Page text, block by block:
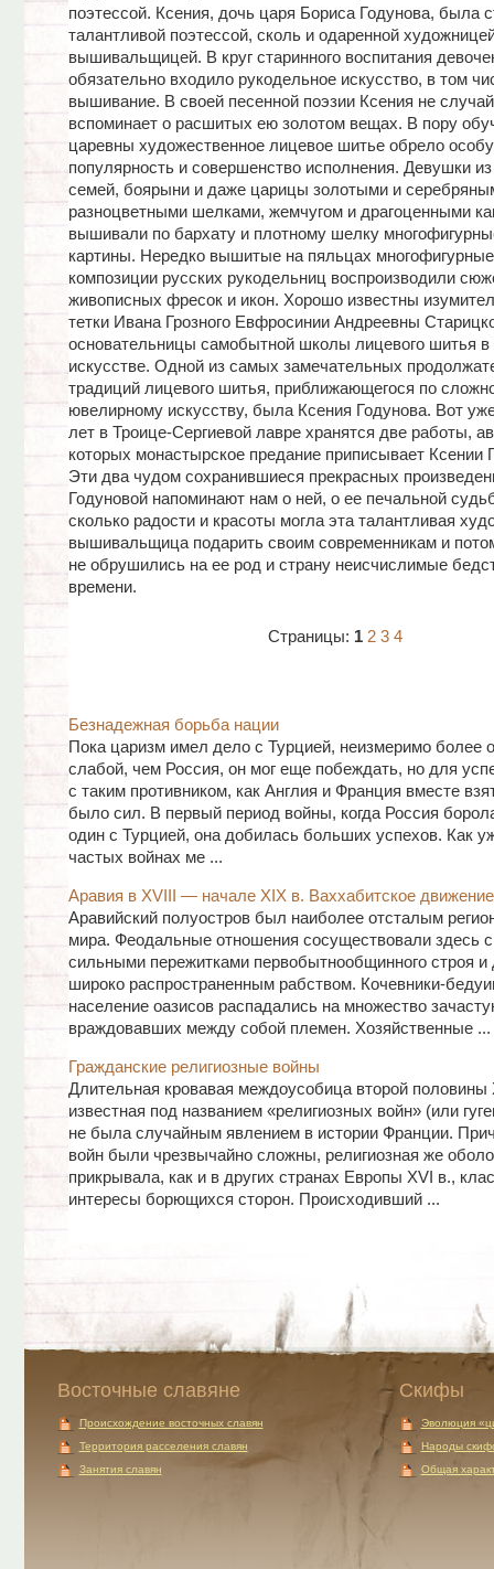
поэтессой. Ксения, дочь царя Бориса Годунова, была
талантливой поэтессой, сколь и одаренной
вышивальщицей. В круг старинного воспитания
обязательно входило рукодельное искусство, в том
вышивание. В своей песенной поэзии Ксения не
вспоминает о расшитых ею золотом вещах. В пору
царевны художественное лицевое шитье обрело
популярность и совершенство исполнения. Девушки
семей, боярыни и даже царицы золотыми и
разноцветными шелками, жемчугом и драгоценными
вышивали по бархату и плотному шелку
картины. Нередко вышитые на пяльцах
композиции русских рукодельниц воспроизводили
живописных фресок и икон. Хорошо известны
тетки Ивана Грозного Евфросинии Андреевны
основательницы самобытной школы лицевого шитья в
искусстве. Одной из самых замечательных
традиций лицевого шитья, приближающегося по
ювелирному искусству, была Ксения Годунова. Вот
лет в Троице-Сергиевой лавре хранятся две работы,
которых монастырское предание приписывает Ксении
Эти два чудом сохранившиеся прекрасных
Годуновой напоминают нам о ней, о ее печальной
сколько радости и красоты могла эта талантливая
вышивальщица подарить своим современникам и
не обрушились на ее род и страну неисчислимые
времени.
Страницы: 1 2 3 4
Безнадежная борьба нации
Пока царизм имел дело с Турцией, неизмеримо более
слабой, чем Россия, он мог еще побеждать, но для
с таким противником, как Англия и Франция вместе
было сил. В первый период войны, когда Россия
один с Турцией, она добилась больших успехов. Как
частых войнах ме ...
Аравия в XVIII — начале XIX в. Ваххабитское движение
Аравийский полуостров был наиболее отсталым
мира. Феодальные отношения сосуществовали здесь
сильными пережитками первобытнообщинного строя и
широко распространенным рабством. Кочевники-
население оазисов распадались на множество
враждовавших между собой племен. Хозяйственные ...
Гражданские религиозные войны
Длительная кровавая междоусобица второй половины
известная под названием «религиозных войн» (или
не была случайным явлением в истории Франции.
войн были чрезвычайно сложны, религиозная же
прикрывала, как и в других странах Европы XVI в.,
интересы борющихся сторон. Происходивший ...
Восточные славяне
Происхождение восточных славян
Территория расселения славян
Занятия славян
Скифы
Эволюция
Народы
Общая